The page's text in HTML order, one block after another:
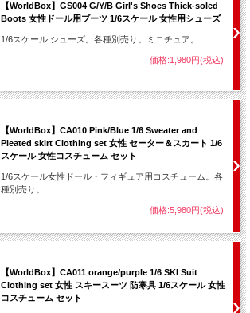
【WorldBox】GS004 G/Y/B Girl's Shoes Thick-soled
Boots 女性ドール用ブーツ 1/6スケール 女性用シューズ
1/6スケール シューズ。各種別売り。ミニチュア。
価格:1,980円(税込)
【WorldBox】CA010 Pink/Blue 1/6 Sweater and
Pleated skirt Clothing set 女性 セーター＆スカート 1/6
スケール 女性コスチューム セット
1/6スケール女性ドール・フィギュア用コスチューム。各
種別売り。
価格:5,980円(税込)
【WorldBox】CA011 orange/purple 1/6 SKI Suit
Clothing set 女性 スキースーツ 防寒具 1/6スケール 女性
コスチューム セット